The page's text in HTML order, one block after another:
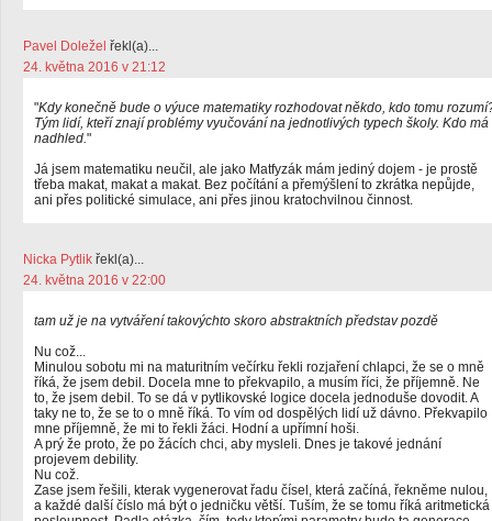
Pavel Doležel řekl(a)...
24. května 2016 v 21:12
"Kdy konečně bude o výuce matematiky rozhodovat někdo, kdo tomu
Tým lidí, kteří znají problémy vyučování na jednotlivých typech školy. Kdo má
nadhled."
Já jsem matematiku neučil, ale jako Matfyzák mám jediný dojem - je prostě
třeba makat, makat a makat. Bez počítání a přemýšlení to zkrátka nepůjde,
ani přes politické simulace, ani přes jinou kratochvilnou činnost.
Nicka Pytlik řekl(a)...
24. května 2016 v 22:00
tam už je na vytváření takovýchto skoro abstraktních představ pozdě
Nu což...
Minulou sobotu mi na maturitním večírku řekli rozjaření chlapci, že se o mně
říká, že jsem debil. Docela mne to překvapilo, a musím říci, že příjemně. Ne
to, že jsem debil. To se dá v pytlikovské logice docela jednoduše dovodit. A
taky ne to, že se to o mně říká. To vím od dospělých lidí už dávno. Překvapilo
mne příjemně, že mi to řekli žáci. Hodní a upřímní hoši.
A prý že proto, že po žácích chci, aby mysleli. Dnes je takové jednání
projevem debility.
Nu což.
Zase jsem řešili, kterak vygenerovat řadu čísel, která začíná, řekněme nulou,
a každé další číslo má být o jedničku větší. Tuším, že se tomu říká aritmetická